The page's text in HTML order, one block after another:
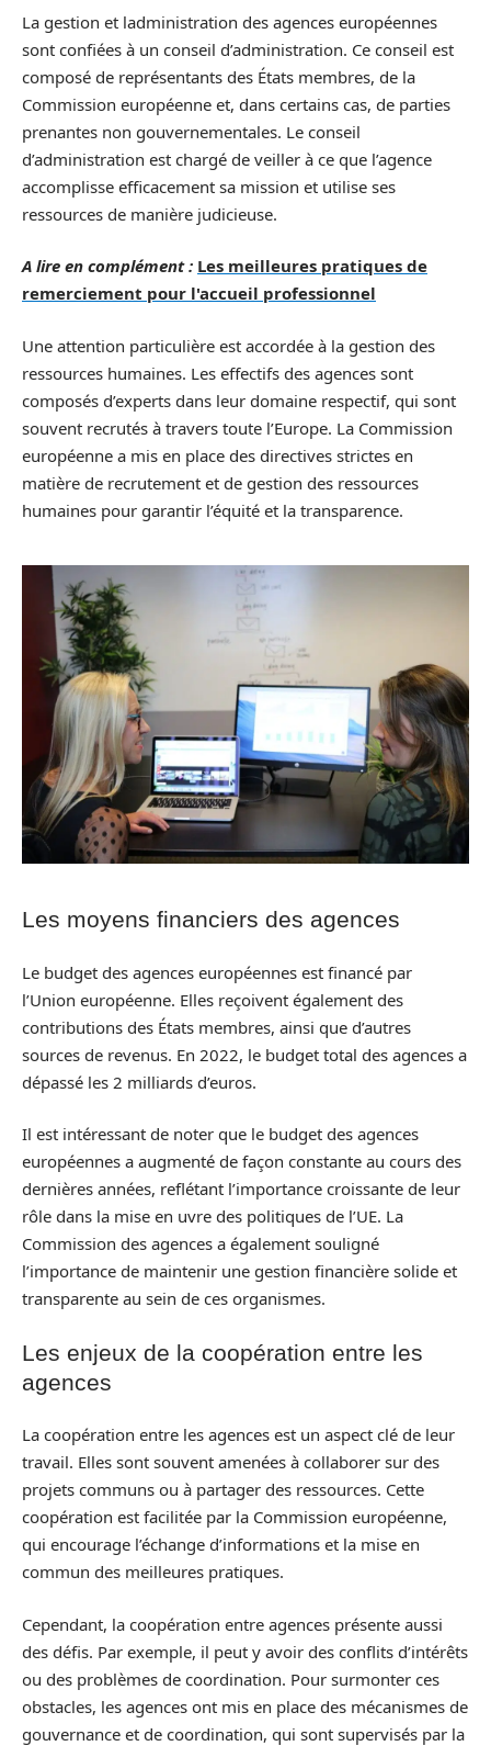
La gestion et ladministration des agences européennes
sont confiées à un conseil d’administration. Ce conseil est
composé de représentants des États membres, de la
Commission européenne et, dans certains cas, de parties
prenantes non gouvernementales. Le conseil
d’administration est chargé de veiller à ce que l’agence
accomplisse efficacement sa mission et utilise ses
ressources de manière judicieuse.
A lire en complément : Les meilleures pratiques de
remerciement pour l'accueil professionnel
Une attention particulière est accordée à la gestion des
ressources humaines. Les effectifs des agences sont
composés d’experts dans leur domaine respectif, qui sont
souvent recrutés à travers toute l’Europe. La Commission
européenne a mis en place des directives strictes en
matière de recrutement et de gestion des ressources
humaines pour garantir l’équité et la transparence.
Les moyens financiers des agences
Le budget des agences européennes est financé par
l’Union européenne. Elles reçoivent également des
contributions des États membres, ainsi que d’autres
sources de revenus. En 2022, le budget total des agences a
dépassé les 2 milliards d’euros.
Il est intéressant de noter que le budget des agences
européennes a augmenté de façon constante au cours des
dernières années, reflétant l’importance croissante de leur
rôle dans la mise en uvre des politiques de l’UE. La
Commission des agences a également souligné
l’importance de maintenir une gestion financière solide et
transparente au sein de ces organismes.
Les enjeux de la coopération entre les
agences
La coopération entre les agences est un aspect clé de leur
travail. Elles sont souvent amenées à collaborer sur des
projets communs ou à partager des ressources. Cette
coopération est facilitée par la Commission européenne,
qui encourage l’échange d’informations et la mise en
commun des meilleures pratiques.
Cependant, la coopération entre agences présente aussi
des défis. Par exemple, il peut y avoir des conflits d’intérêts
ou des problèmes de coordination. Pour surmonter ces
obstacles, les agences ont mis en place des mécanismes de
gouvernance et de coordination, qui sont supervisés par la